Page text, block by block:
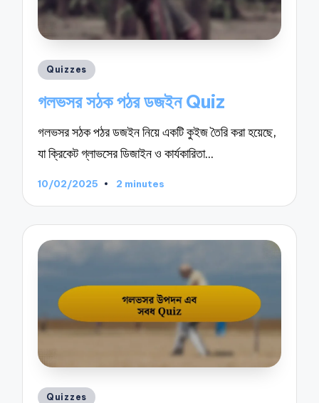
Posted
Quizzes
গলভসর সঠক পঠর ডজইন Quiz
গলভসর সঠক পঠর ডজইন নিয়ে একটি কুইজ তৈরি করা হয়েছে,
যা ক্রিকেট গ্লাভসের ডিজাইন ও কার্যকারিতা…
10/02/2025 2 minutes
Posted
Quizzes